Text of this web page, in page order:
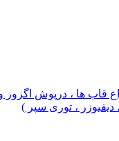
قاب ها ، درپوش
، توری سپر )